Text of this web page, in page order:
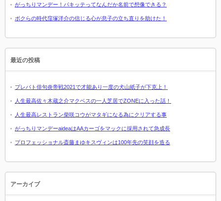
がっちりマンデー！パキッテってなんだか名前で想像できる？
ボクらの時代窪塚洋介の信じる心が息子の立ち直りを助けた！
最近の投稿
プレバト俳句炎帝戦2021で才能あり一度の犬山紙子が下克上！
人生最高佐々木蔵之介マクベスの一人芝居でZONEに入った話！
人生最高レストラン柴咲コウがマタギになる為にクリアする事
がっちりマンデーaideaはAAカーゴをマックに採用されて急成長
プロフェッショナル斎藤まゆキスヴィンは100年先の笑顔を造る
アーカイブ